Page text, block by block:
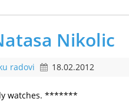
Nikolic
radovi 18.02.2012
watches. *******